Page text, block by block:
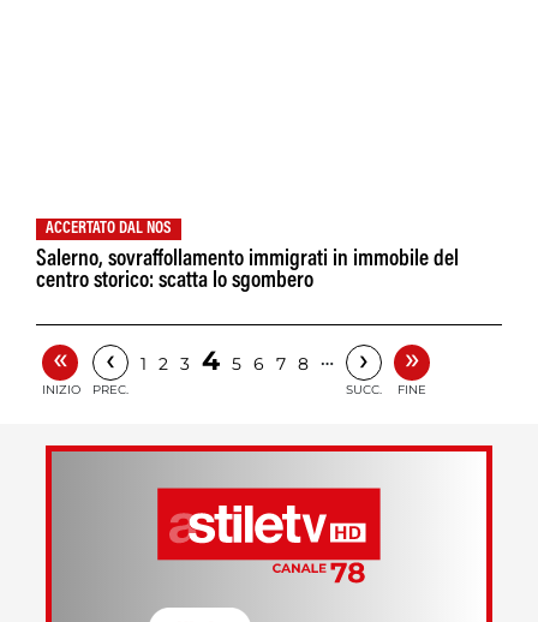
ACCERTATO DAL NOS
Salerno, sovraffollamento immigrati in immobile del
centro storico: scatta lo sgombero
«
INIZIO
‹
PREC.
1 2 3 4 5 6 7 8 … ›
SUCC.
»
FINE